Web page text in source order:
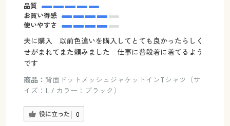
品質
お買い得感
使いやすさ
夫に購入 以前色違いを購入してとても良かったらしく
せがまれてまた頼みました 仕事に普段着に着てるよう
です
商品： 背面ドットメッシュジャケットインTシャツ（サ
イズ：L / カラー：ブラック）
役に立った 0